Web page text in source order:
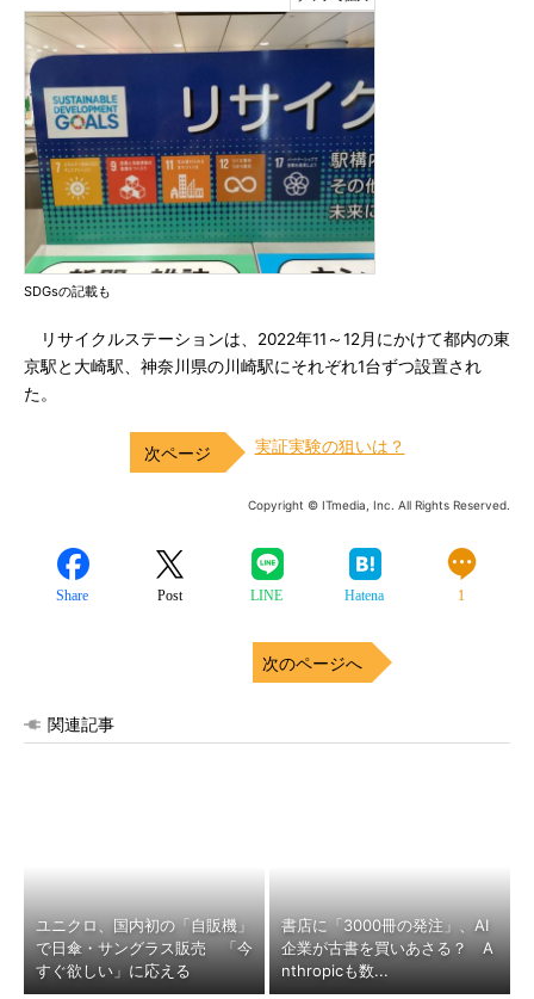
SDGsの記載も
リサイクルステーションは、2022年11～12月にかけて都内の東
京駅と大崎駅、神奈川県の川崎駅にそれぞれ1台ずつ設置され
た。
実証実験の狙いは？
Copyright © ITmedia, Inc. All Rights Reserved.
Share Post LINE Hatena 1
次のページへ
関連記事
ユニクロ、国内初の「自販機」
で日傘・サングラス販売 「今
すぐ欲しい」に応える
書店に「3000冊の発注」、AI
企業が古書を買いあさる？ A
nthropicも数...